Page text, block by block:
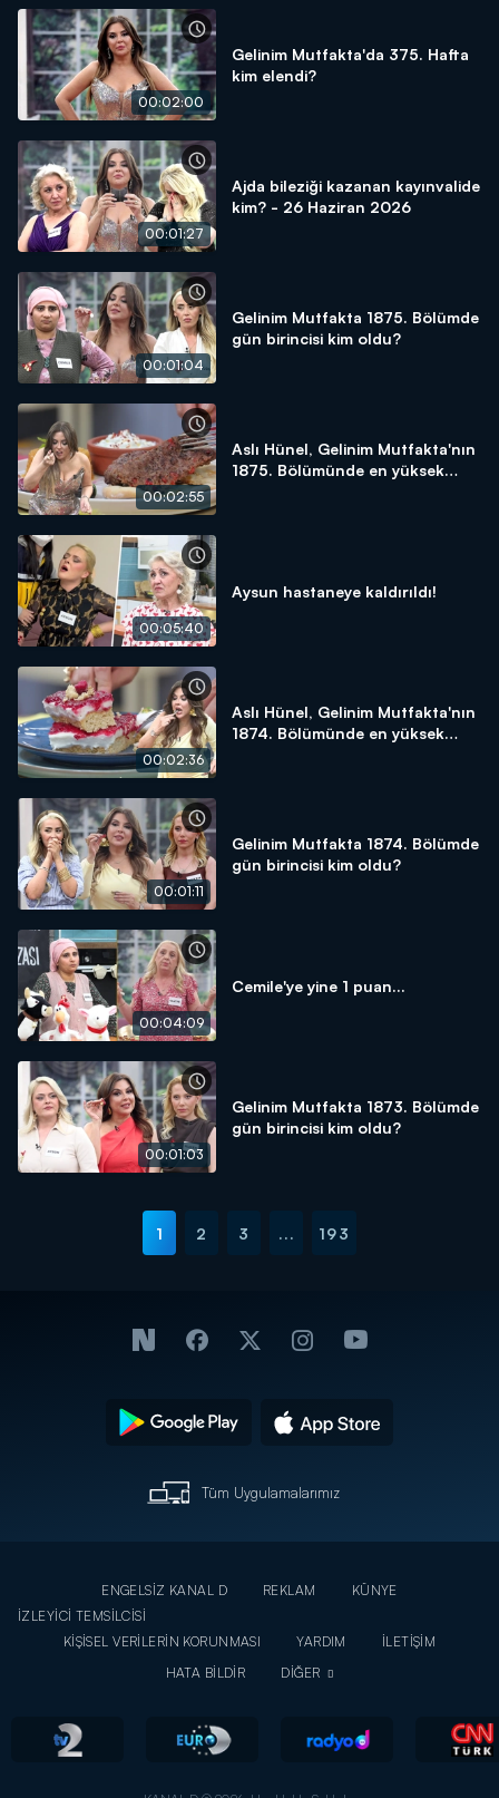
00:02:00
Gelinim Mutfakta'da 375. Hafta
kim elendi?
00:01:27
Ajda bileziği kazanan kayınvalide
kim? - 26 Haziran 2026
00:01:04
Gelinim Mutfakta 1875. Bölümde
gün birincisi kim oldu?
00:02:55
Aslı Hünel, Gelinim Mutfakta'nın
1875. Bölümünde en yüksek
00:05:40
Aysun hastaneye kaldırıldı!
00:02:36
Aslı Hünel, Gelinim Mutfakta'nın
1874. Bölümünde en yüksek
00:01:11
Gelinim Mutfakta 1874. Bölümde
gün birincisi kim oldu?
00:04:09
Cemile'ye yine 1 puan...
00:01:03
Gelinim Mutfakta 1873. Bölümde
gün birincisi kim oldu?
1 2 3 ... 193
Tüm Uygulamalarımız
ENGELSİZ KANAL D REKLAM
KÜNYE
İZLEYİCİ TEMSİLCİSİ
KİŞİSEL VERİLERİN KORUNMASI
YARDIM
İLETİŞİM
HATA BİLDİR
DİĞER